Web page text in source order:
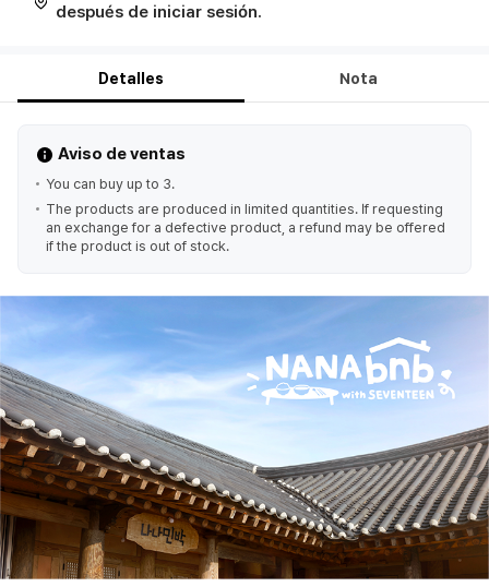
después de iniciar sesión.
Detalles Nota
Aviso de ventas
You can buy up to 3.
The products are produced in limited quantities. If requesting
an exchange for a defective product, a refund may be offered
if the product is out of stock.